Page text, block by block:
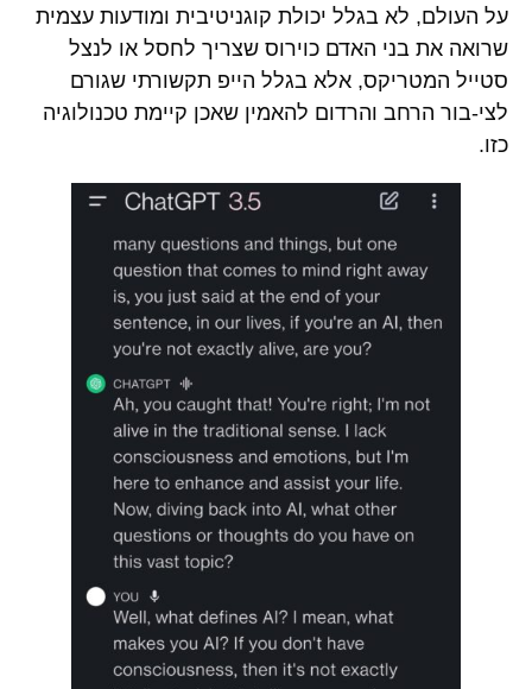
על העולם, לא בגלל יכולת קוגניטיבית ומודעות עצמית
שרואה את בני האדם כוירוס שצריך לחסל או לנצל
סטייל המטריקס, אלא בגלל הייפ תקשורתי שגורם
לצי-בור הרחב והרדום להאמין שאכן קיימת טכנולוגיה
כזו.